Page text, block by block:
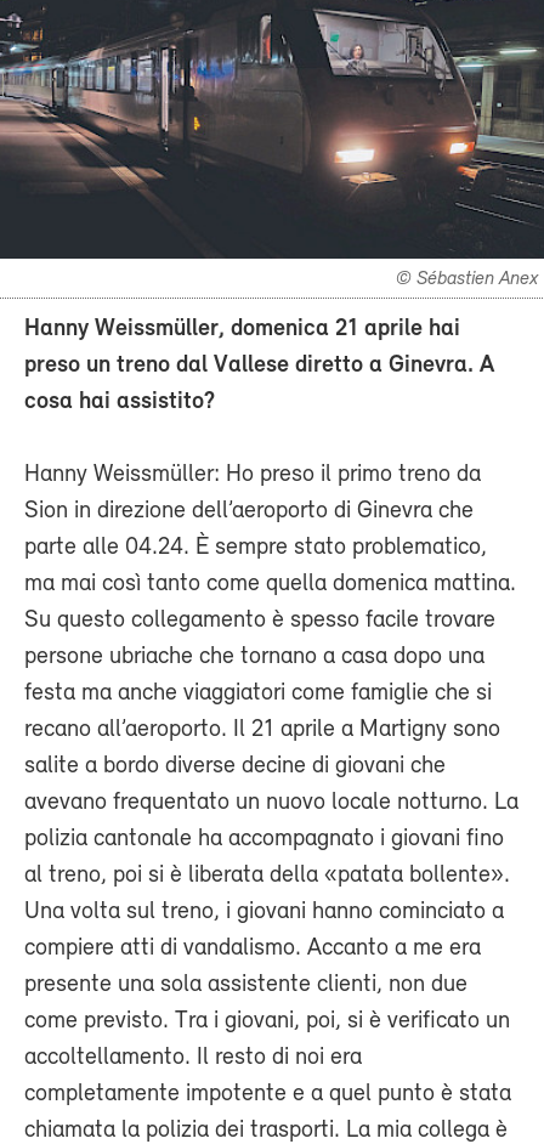
© Sébastien Anex
Hanny Weissmüller, domenica 21 aprile hai
preso un treno dal Vallese diretto a Ginevra. A
cosa hai assistito?
Hanny Weissmüller: Ho preso il primo treno da
Sion in direzione dell’aeroporto di Ginevra che
parte alle 04.24. È sempre stato problematico,
ma mai così tanto come quella domenica mattina.
Su questo collegamento è spesso facile trovare
persone ubriache che tornano a casa dopo una
festa ma anche viaggiatori come famiglie che si
recano all’aeroporto. Il 21 aprile a Martigny sono
salite a bordo diverse decine di giovani che
avevano frequentato un nuovo locale notturno. La
polizia cantonale ha accompagnato i giovani fino
al treno, poi si è liberata della «patata bollente».
Una volta sul treno, i giovani hanno cominciato a
compiere atti di vandalismo. Accanto a me era
presente una sola assistente clienti, non due
come previsto. Tra i giovani, poi, si è verificato un
accoltellamento. Il resto di noi era
completamente impotente e a quel punto è stata
chiamata la polizia dei trasporti. La mia collega è